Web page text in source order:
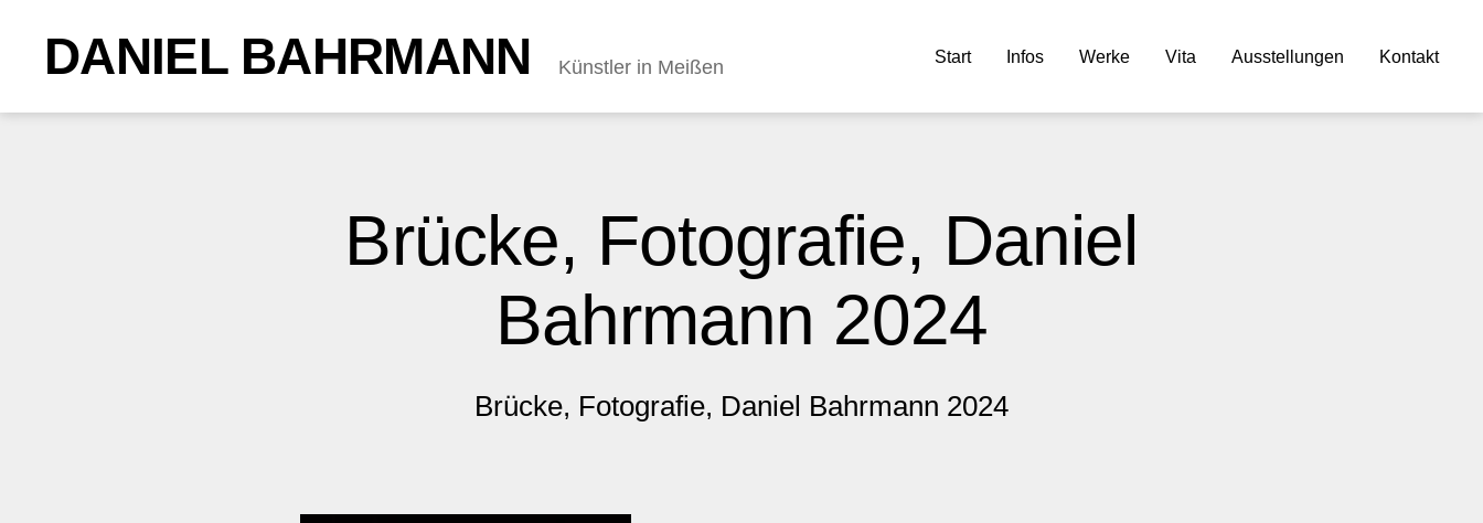
DANIEL BAHRMANN Künstler in Meißen Start Infos Werke Vita Ausstellungen Kontakt
Brücke, Fotografie, Daniel
Bahrmann 2024
Brücke, Fotografie, Daniel Bahrmann 2024